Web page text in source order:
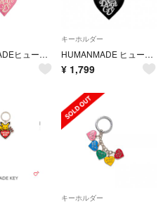
HUMANMADEヒューマンメイドGirlsDontCry キーホルダー ピンク
キーホルダー
HUMANMADE ヒューマンメイド GirlsDontCry キーホルダー黒白
¥ 1,799
キーホルダー